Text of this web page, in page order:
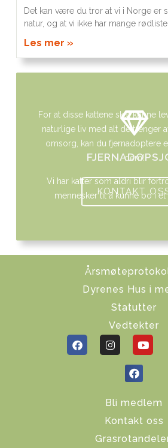
Det kan være du tror at vi i Norge er
natur, og at vi ikke har mange
Les mer »
Vi har katter som aldri blir
mennesker til å kunne bo i et
For at disse kattene skal kunne
naturlige liv med alt de trenger
omsorg, kan du fjernadoptere
dem!
KONTAKT
Dyrenes Hus i
Statutter
Vedtekter
Bli medlem
Kontakt oss